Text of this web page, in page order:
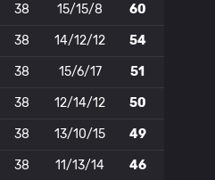
38 15/15/8 60
38 14/12/12 54
38 15/6/17 51
38 12/14/12 50
38 13/10/15 49
38 11/13/14 46